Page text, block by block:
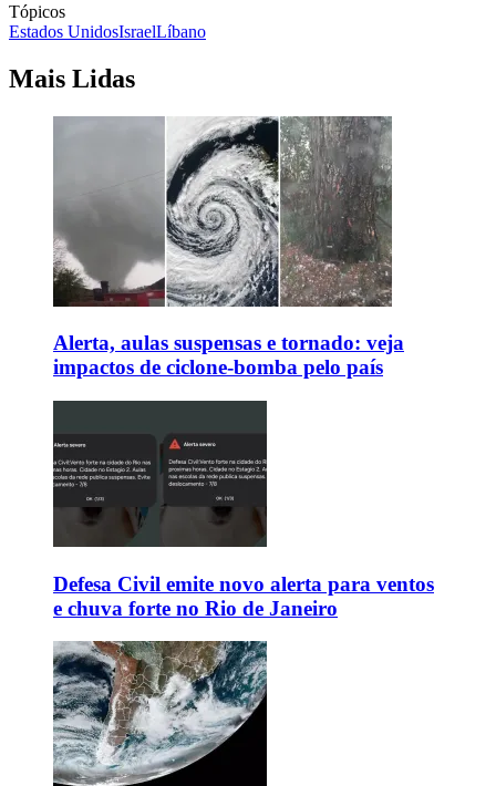
Tópicos
Estados UnidosIsraelLíbano
Mais Lidas
Alerta, aulas suspensas e tornado: veja
impactos de ciclone-bomba pelo país
Defesa Civil emite novo alerta para ventos
e chuva forte no Rio de Janeiro